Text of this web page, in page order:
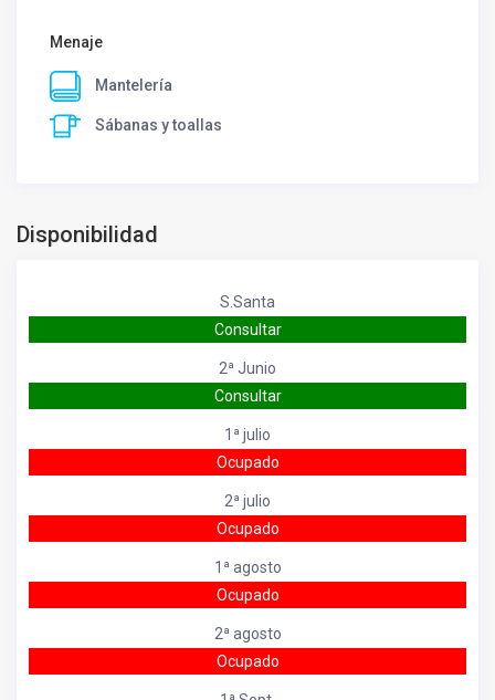
Menaje
Mantelería
Sábanas y toallas
Disponibilidad
S.Santa
Consultar
2ª Junio
Consultar
1ª julio
Ocupado
2ª julio
Ocupado
1ª agosto
Ocupado
2ª agosto
Ocupado